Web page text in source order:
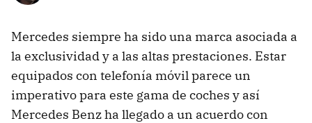
Mercedes siempre ha sido una marca asociada a
la exclusividad y a las altas prestaciones. Estar
equipados con telefonía móvil parece un
imperativo para este gama de coches y así
Mercedes Benz ha llegado a un acuerdo con